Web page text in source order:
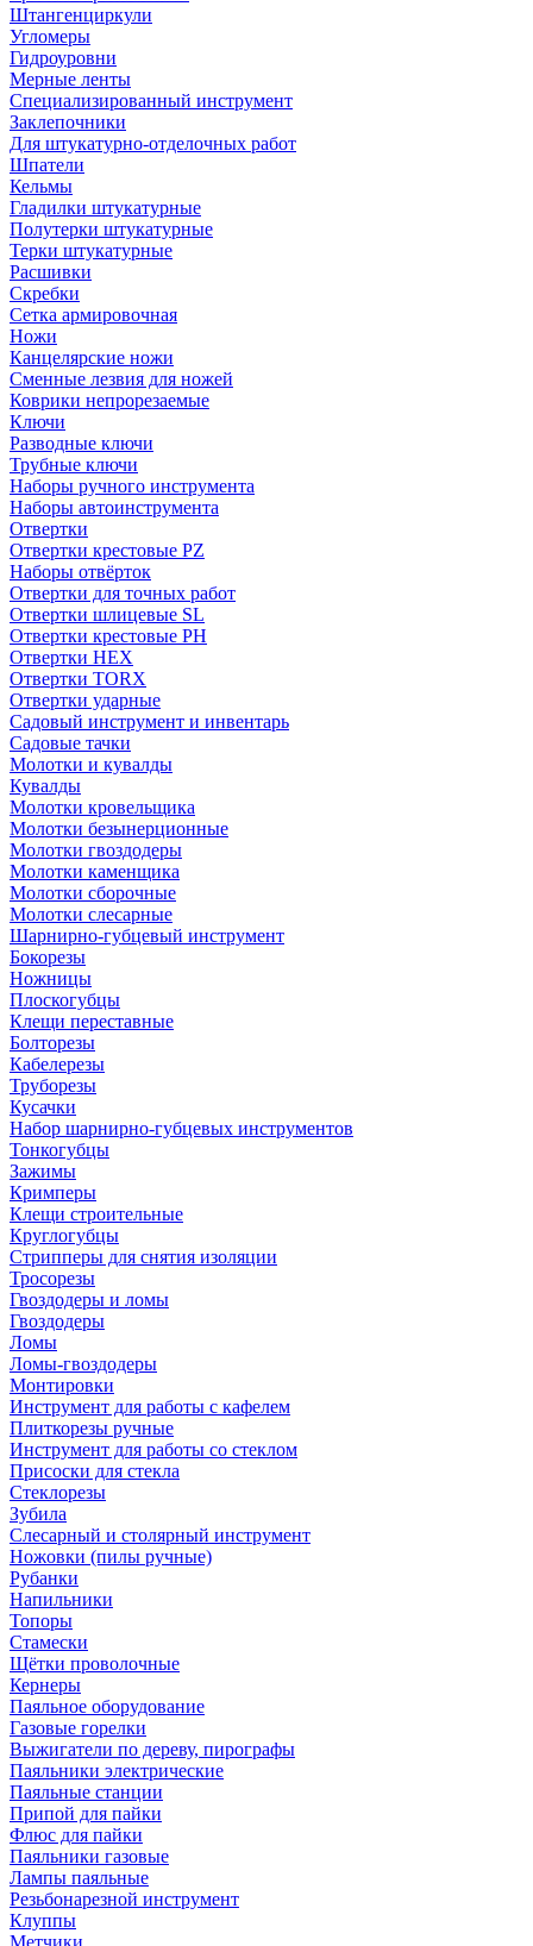
Штангенциркули
Угломеры
Гидроуровни
Мерные ленты
Специализированный инструмент
Заклепочники
Для штукатурно-отделочных работ
Шпатели
Кельмы
Гладилки штукатурные
Полутерки штукатурные
Терки штукатурные
Расшивки
Скребки
Сетка армировочная
Ножи
Канцелярские ножи
Сменные лезвия для ножей
Коврики непрорезаемые
Ключи
Разводные ключи
Трубные ключи
Наборы ручного инструмента
Наборы автоинструмента
Отвертки
Отвертки крестовые PZ
Наборы отвёрток
Отвертки для точных работ
Отвертки шлицевые SL
Отвертки крестовые PH
Отвертки HEX
Отвертки TORX
Отвертки ударные
Садовый инструмент и инвентарь
Садовые тачки
Молотки и кувалды
Кувалды
Молотки кровельщика
Молотки безынерционные
Молотки гвоздодеры
Молотки каменщика
Молотки сборочные
Молотки слесарные
Шарнирно-губцевый инструмент
Бокорезы
Ножницы
Плоскогубцы
Клещи переставные
Болторезы
Кабелерезы
Труборезы
Кусачки
Набор шарнирно-губцевых инструментов
Тонкогубцы
Зажимы
Кримперы
Клещи строительные
Круглогубцы
Стрипперы для снятия изоляции
Тросорезы
Гвоздодеры и ломы
Гвоздодеры
Ломы
Ломы-гвоздодеры
Монтировки
Инструмент для работы с кафелем
Плиткорезы ручные
Инструмент для работы со стеклом
Присоски для стекла
Стеклорезы
Зубила
Слесарный и столярный инструмент
Ножовки (пилы ручные)
Рубанки
Напильники
Топоры
Стамески
Щётки проволочные
Кернеры
Паяльное оборудование
Газовые горелки
Выжигатели по дереву, пирографы
Паяльники электрические
Паяльные станции
Припой для пайки
Флюс для пайки
Паяльники газовые
Лампы паяльные
Резьбонарезной инструмент
Клуппы
Метчики